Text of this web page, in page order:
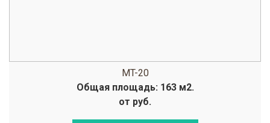
MT-20
Общая площадь: 163 м2.
от руб.